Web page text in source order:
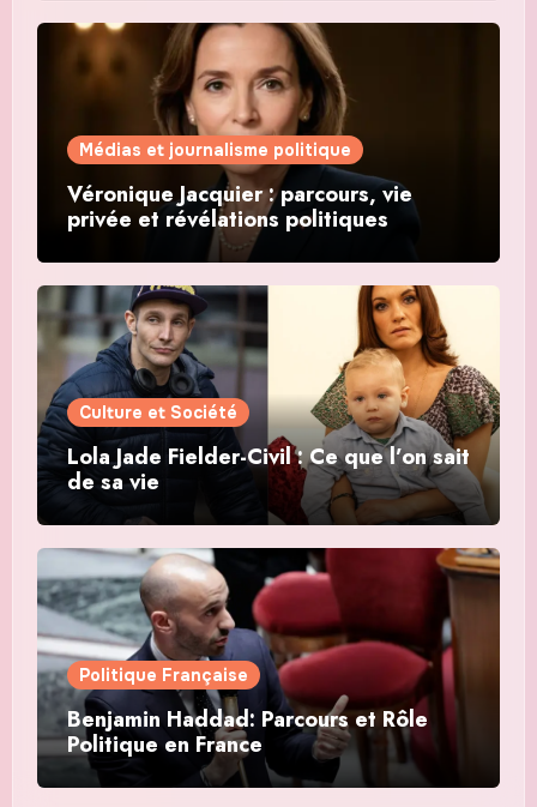
Médias et journalisme politique
Véronique Jacquier : parcours, vie
privée et révélations politiques
Culture et Société
Lola Jade Fielder-Civil : Ce que l’on sait
de sa vie
Politique Française
Benjamin Haddad: Parcours et Rôle
Politique en France